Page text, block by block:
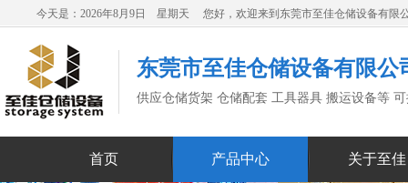
今天是：2026年8月9日 星期天 您好，欢迎来到东莞市至佳仓储设备有限
东莞市至佳仓储设备有限公
供应仓储货架 仓储配套 工具器具 搬运设备等
首页 产品中心 关于至佳